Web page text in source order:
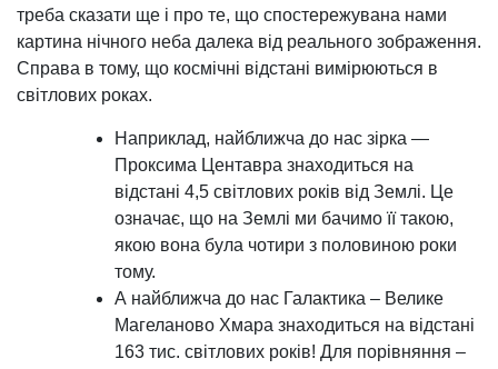
треба сказати ще і про те, що спостережувана нами
картина нічного неба далека від реального зображення.
Справа в тому, що космічні відстані вимірюються в
світлових роках.
Наприклад, найближча до нас зірка —
Проксима Центавра знаходиться на
відстані 4,5 світлових років від Землі. Це
означає, що на Землі ми бачимо її такою,
якою вона була чотири з половиною роки
тому.
А найближча до нас Галактика – Велике
Магеланово Хмара знаходиться на відстані
163 тис. світлових років! Для порівняння –